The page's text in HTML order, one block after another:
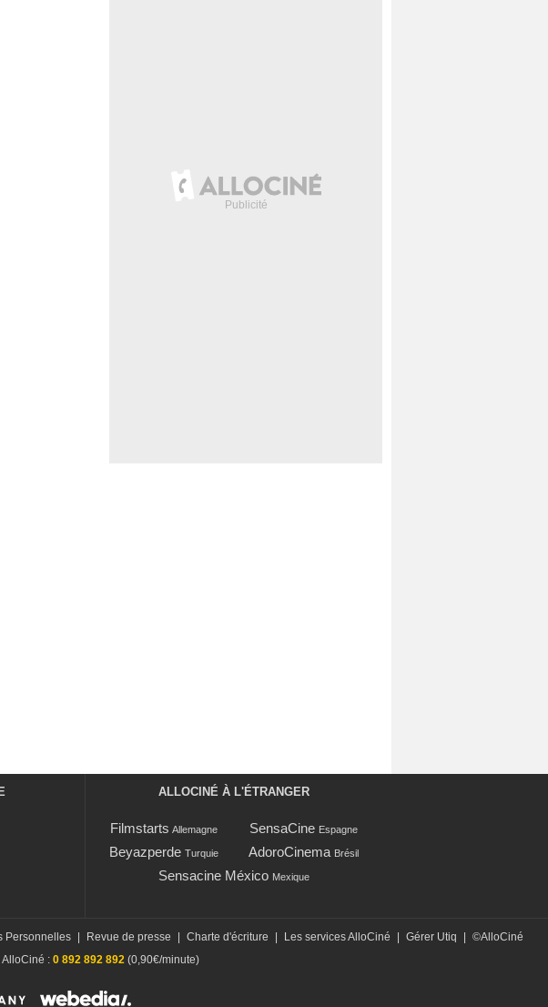
ALLOCINÉ À L'ÉTRANGER
Filmstarts Allemagne SensaCine Espagne
Beyazperde Turquie AdoroCinema Brésil
Sensacine México Mexique
Personnelles Revue de presse Charte d'écriture Les services AlloCiné Gérer Utiq
©AlloCiné
AlloCiné : 0 892 892 892 (0,90€/minute)